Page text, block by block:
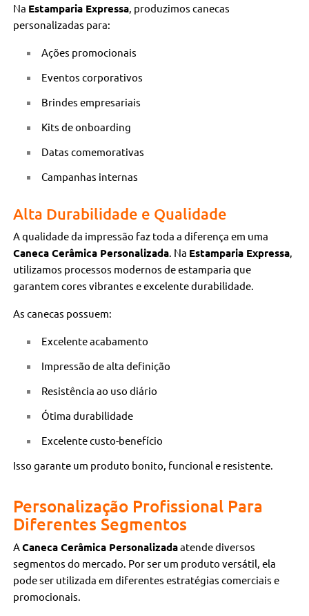
Na Estamparia Expressa, produzimos canecas
personalizadas para:
Ações promocionais
Eventos corporativos
Brindes empresariais
Kits de onboarding
Datas comemorativas
Campanhas internas
Alta Durabilidade e Qualidade
A qualidade da impressão faz toda a diferença em uma
Caneca Cerâmica Personalizada. Na Estamparia Expressa,
utilizamos processos modernos de estamparia que
garantem cores vibrantes e excelente durabilidade.
As canecas possuem:
Excelente acabamento
Impressão de alta definição
Resistência ao uso diário
Ótima durabilidade
Excelente custo-benefício
Isso garante um produto bonito, funcional e resistente.
Personalização Profissional Para
Diferentes Segmentos
ACaneca Cerâmica Personalizadaatende diversos
segmentos do mercado. Por ser um produto versátil, ela
pode ser utilizada em diferentes estratégias comerciais e
promocionais.